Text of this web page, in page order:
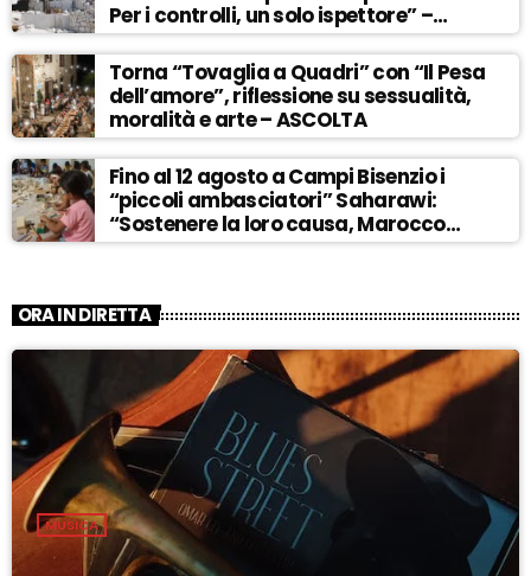
Per i controlli, un solo ispettore” –
ASCOLTA
Torna “Tovaglia a Quadri” con “Il Pesa
dell’amore”, riflessione su sessualità,
moralità e arte – ASCOLTA
Fino al 12 agosto a Campi Bisenzio i
“piccoli ambasciatori” Saharawi:
“Sostenere la loro causa, Marocco
sempre più invadente” – ASCOLTA
ORA IN DIRETTA
MUSICA